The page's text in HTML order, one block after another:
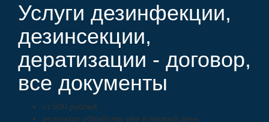
Услуги дезинфекции,
дезинсекции,
дератизации - договор,
все документы
от 500 рублей
результат обработки уже в первый день